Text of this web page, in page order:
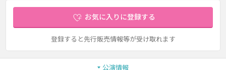
お気に入りに登録する
登録すると先行販売情報等が受け取れます
公演情報